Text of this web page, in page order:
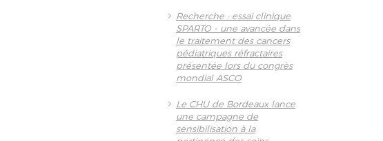
Recherche : essai clinique
SPARTO - une avancée dans
le traitement des cancers
pédiatriques réfractaires
présentée lors du congrès
mondial ASCO
Le CHU de Bordeaux lance
une campagne de
sensibilisation à la